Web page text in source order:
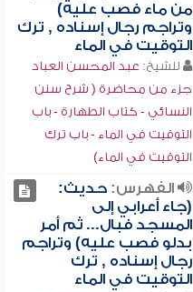
من ماء فصب عليه)
وتراجم رجال إسناده , ترك
التوقيت في الماء
للشيخ: عبد المحسن العباد
جزء من محاضرة ( شرح سنن
النسائي - كتاب الطهارة - باب
التوقيت في الماء - باب ترك
التوقيت في الماء)
الفهرس:حديث:
(جاء أعرابي إلى
المسجد فبال... ثم أمر
بدلو فصب عليه) وتراجم
رجال إسناده , ترك
التوقيت في الماء